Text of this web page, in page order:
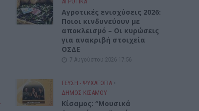
Αγροτικές ενισχύσεις 2026:
Ποιοι κινδυνεύουν με
αποκλεισμό – Οι κυρώσεις
για ανακριβή στοιχεία
ΟΣΔΕ
7 Αυγούστου 2026 17:56
ΓΕΎΣΗ - ΨΥΧΑΓΩΓΊΑ •
ΔΉΜΟΣ ΚΙΣΆΜΟΥ
Κίσαμος: “Μουσικά